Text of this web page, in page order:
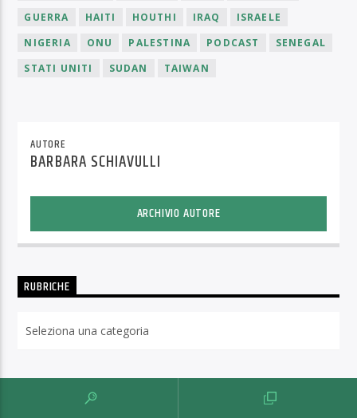
GUERRA
HAITI HOUTHI IRAQ
ISRAELE
NIGERIA
ONU PALESTINA PODCAST
SENEGAL
STATI UNITI
SUDAN TAIWAN
AUTORE
BARBARA SCHIAVULLI
ARCHIVIO AUTORE
RUBRICHE